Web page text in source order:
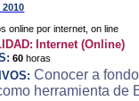
2010
Internet (Online)
60 horas
Conocer a
herramienta de